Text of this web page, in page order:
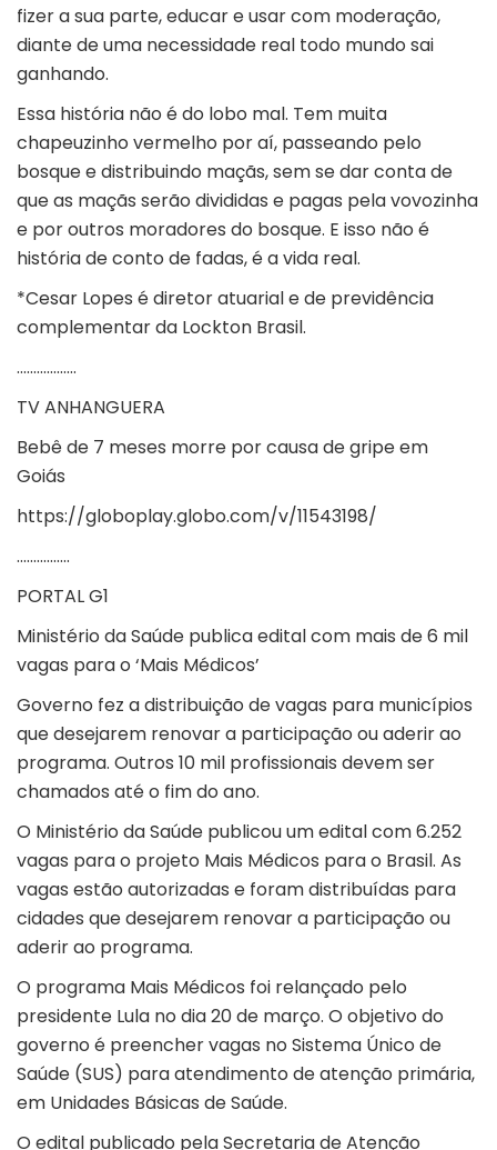
fizer a sua parte, educar e usar com moderação,
diante de uma necessidade real todo mundo sai
ganhando.
Essa história não é do lobo mal. Tem muita
chapeuzinho vermelho por aí, passeando pelo
bosque e distribuindo maçãs, sem se dar conta de
que as maçãs serão divididas e pagas pela vovozinha
e por outros moradores do bosque. E isso não é
história de conto de fadas, é a vida real.
*Cesar Lopes é diretor atuarial e de previdência
complementar da Lockton Brasil.
………………
TV ANHANGUERA
Bebê de 7 meses morre por causa de gripe em
Goiás
https://globoplay.globo.com/v/11543198/
…………….
PORTAL G1
Ministério da Saúde publica edital com mais de 6 mil
vagas para o ‘Mais Médicos’
Governo fez a distribuição de vagas para municípios
que desejarem renovar a participação ou aderir ao
programa. Outros 10 mil profissionais devem ser
chamados até o fim do ano.
O Ministério da Saúde publicou um edital com 6.252
vagas para o projeto Mais Médicos para o Brasil. As
vagas estão autorizadas e foram distribuídas para
cidades que desejarem renovar a participação ou
aderir ao programa.
O programa Mais Médicos foi relançado pelo
presidente Lula no dia 20 de março. O objetivo do
governo é preencher vagas no Sistema Único de
Saúde (SUS) para atendimento de atenção primária,
em Unidades Básicas de Saúde.
O edital publicado pela Secretaria de Atenção